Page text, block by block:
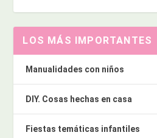
LOS MÁS IMPORTANTES
Manualidades con niños
DIY. Cosas hechas en casa
Fiestas temáticas infantiles